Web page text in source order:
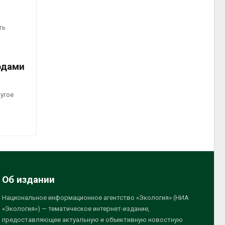
Об издании
Национальное информационное агентство «Экология» (НИА
«Экология») — тематическое интернет-издание,
предоставляющее актуальную и объективную новостную